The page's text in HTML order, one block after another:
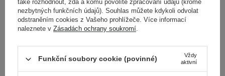
PŘIDAT DO KOŠÍKU PŘIDAT DO KOŠÍKU
také rozhodnout, zda a komu povolíte zpracování údajů (kromě
nezbytných funkčních údajů). Souhlas můžete kdykoli odvolat
odstraněním cookies z Vašeho prohlížeče. Více informací
naleznete v Zásadách ochrany soukromí.
Funkční soubory cookie (povinné)
Vždy
aktivní